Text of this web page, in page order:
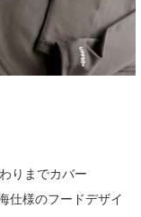
りまでカバー
仕様のフードデザイ